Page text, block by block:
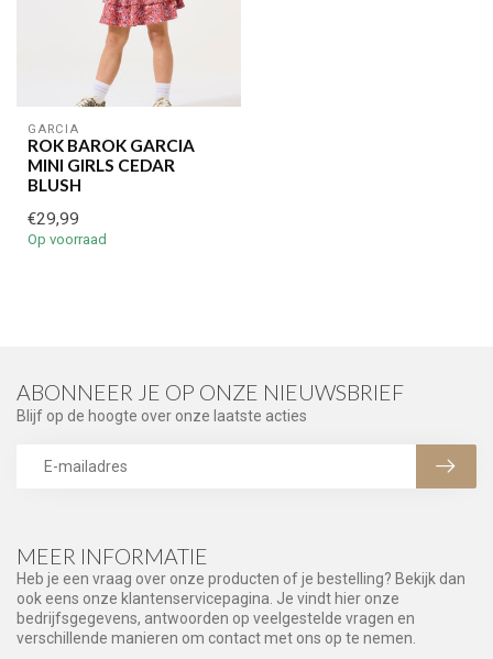
GARCIA
ROK BAROK GARCIA
MINI GIRLS CEDAR
BLUSH
€29,99
Op voorraad
MEER INFORMATIE
Heb je een vraag over onze producten of je bestelling? Bekijk dan
ook eens onze klantenservicepagina. Je vindt hier onze
bedrijfsgegevens, antwoorden op veelgestelde vragen en
verschillende manieren om contact met ons op te nemen.
ABONNEER JE OP ONZE NIEUWSBRIEF
Blijf op de hoogte over onze laatste acties